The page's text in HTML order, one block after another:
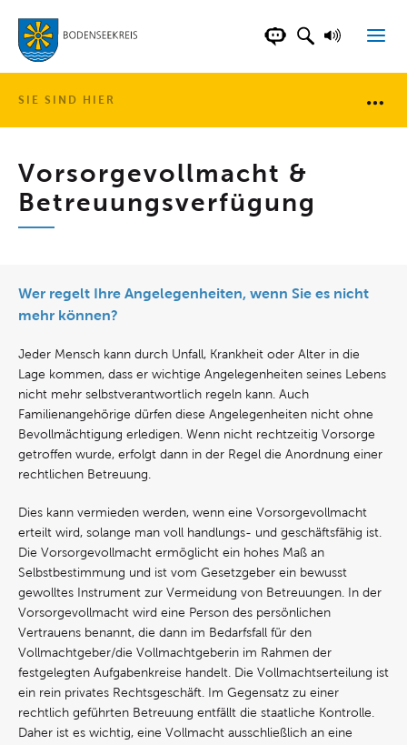
LANDKREISCHATBOT DER
SUCHFELD
SIE SIND HIER
Vorsorgevollmacht &
Betreuungsverfügung
Wer regelt Ihre Angelegenheiten, wenn Sie es nicht
mehr können?
Jeder Mensch kann durch Unfall, Krankheit oder Alter in die
Lage kommen, dass er wichtige Angelegenheiten seines Lebens
nicht mehr selbstverantwortlich regeln kann. Auch
Familienangehörige dürfen diese Angelegenheiten nicht ohne
Bevollmächtigung erledigen. Wenn nicht rechtzeitig Vorsorge
getroffen wurde, erfolgt dann in der Regel die Anordnung einer
rechtlichen Betreuung.
Dies kann vermieden werden, wenn eine Vorsorgevollmacht
erteilt wird, solange man voll handlungs- und geschäftsfähig ist.
Die Vorsorgevollmacht ermöglicht ein hohes Maß an
Selbstbestimmung und ist vom Gesetzgeber ein bewusst
gewolltes Instrument zur Vermeidung von Betreuungen. In der
Vorsorgevollmacht wird eine Person des persönlichen
Vertrauens benannt, die dann im Bedarfsfall für den
Vollmachtgeber/die Vollmachtgeberin im Rahmen der
festgelegten Aufgabenkreise handelt. Die Vollmachtserteilung ist
ein rein privates Rechtsgeschäft. Im Gegensatz zu einer
rechtlich geführten Betreuung entfällt die staatliche Kontrolle.
Daher ist es wichtig, eine Vollmacht ausschließlich an eine